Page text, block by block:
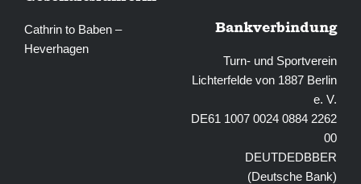
Cathrin to Baben –
Heverhagen
Bankverbindung
Turn- und Sportverein
Lichterfelde von 1887 Berlin
e. V.
DE61 1007 0024 0884 2262
00
DEUTDEDBBER
(Deutsche Bank)